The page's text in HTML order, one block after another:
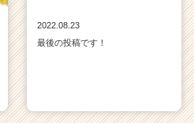
2022.08.23
最後の投稿です！